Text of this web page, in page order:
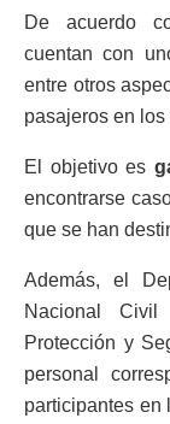
De acuerdo
cuentan con
entre otros
pasajeros en
El objetivo es
encontrarse
que se han
Además, el
Nacional
Protección y
personal
participantes en